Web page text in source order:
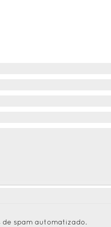
de spam automatizado.